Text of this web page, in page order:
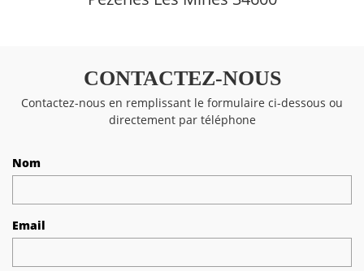
CONTACTEZ-NOUS
Contactez-nous en remplissant le formulaire ci-dessous ou
directement par téléphone
Nom
Email